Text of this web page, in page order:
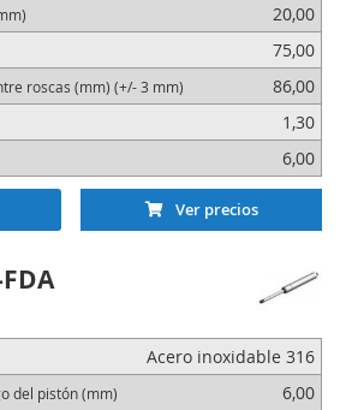
20,00
75,00
roscas (mm) (+/- 3 mm)
86,00
1,30
6,00
Ver precios
Acero inoxidable 316
del pistón (mm)
6,00